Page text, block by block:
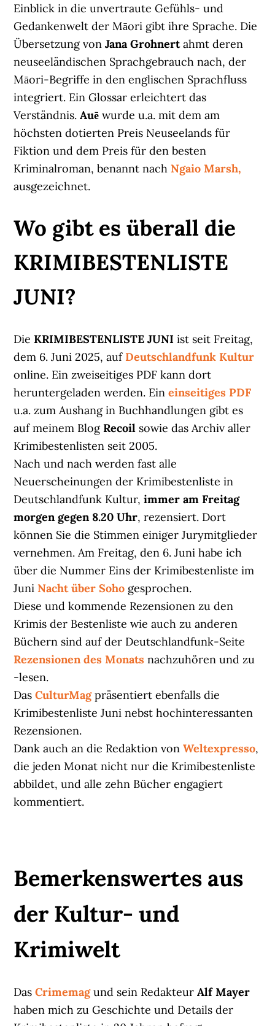
Einblick in die unvertraute Gefühls- und
Gedankenwelt der Māori gibt ihre Sprache. Die
Übersetzung vonJana Grohnertahmt deren
neuseeländischen Sprachgebrauch nach, der
Māori-Begriffe in den englischen Sprachfluss
integriert. Ein Glossar erleichtert das
Verständnis.Auē wurde u.a. mit dem am
höchsten dotierten Preis Neuseelands für
Fiktion und dem Preis für den besten
Kriminalroman, benannt nachNgaio Marsh,
ausgezeichnet.
Wo gibt es überall die
KRIMIBESTENLISTE
JUNI?
DieKRIMIBESTENLISTE JUNI ist seit Freitag,
dem 6. Juni 2025, auf Deutschlandfunk Kultur
online. Ein zweiseitiges PDF kann dort
heruntergeladen werden. Eineinseitiges PDF
u.a. zum Aushang in Buchhandlungen gibt es
auf meinem BlogRecoil sowie das Archiv aller
Krimibestenlisten seit 2005.
Nach und nach werden fast alle
Neuerscheinungen der Krimibestenliste in
Deutschlandfunk Kultur,immer am Freitag
morgen gegen 8.20 Uhr, rezensiert. Dort
können Sie die Stimmen einiger Jurymitglieder
vernehmen. Am Freitag, den 6. Juni habe ich
über die Nummer Eins der Krimibestenliste im
JuniNacht über Soho gesprochen.
Diese und kommende Rezensionen zu den
Krimis der Bestenliste wie auch zu anderen
Büchern sind auf der Deutschlandfunk-Seite
Rezensionen des Monatsnachzuhören und zu
-lesen.
DasCulturMagpräsentiert ebenfalls die
Krimibestenliste Juni nebst hochinteressanten
Rezensionen.
Dank auch an die Redaktion vonWeltexpresso,
die jeden Monat nicht nur die Krimibestenliste
abbildet, und alle zehn Bücher engagiert
kommentiert.
Bemerkenswertes aus
der Kultur- und
Krimiwelt
DasCrimemag und sein RedakteurAlf Mayer
haben mich zu Geschichte und Details der